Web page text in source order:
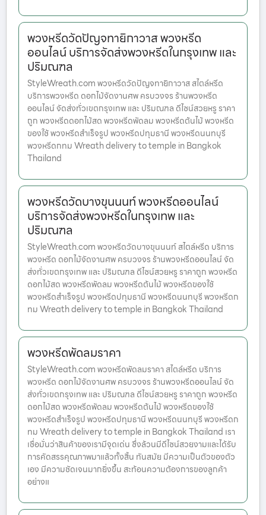
พวงหรีดวัดปัญจทายิกาวาส พวงหรีด
ออนไลน์ บริการจัดส่งพวงหรีดในกรุงเทพ และ
ปริมณฑล
StyleWreath.com พวงหรีดวัดปัญจทายิกาวาส สไตล์หรีด
บริการพวงหรีด ดอกไม้จัดงานศพ ครบวงจร ร้านพวงหรีด
ออนไลน์ จัดส่งทั่วเขตกรุงเทพ และ ปริมณฑล ดีไซน์สวยหรู ราคา
ถูก พวงหรีดดอกไม้สด พวงหรีดพัดลม พวงหรีดต้นไม้ พวงหรีด
ของใช้ พวงหรีดสำเร็จรูป พวงหรีดปทุมธานี พวงหรีดนนทบุรี
พวงหรีดกทม Wreath delivery to temple in Bangkok
Thailand
พวงหรีดวัดบางขุนนนท์ พวงหรีดออนไลน์
บริการจัดส่งพวงหรีดในกรุงเทพ และ
ปริมณฑล
StyleWreath.com พวงหรีดวัดบางขุนนนท์ สไตล์หรีด บริการ
พวงหรีด ดอกไม้จัดงานศพ ครบวงจร ร้านพวงหรีดออนไลน์ จัด
ส่งทั่วเขตกรุงเทพ และ ปริมณฑล ดีไซน์สวยหรู ราคาถูก พวงหรีด
ดอกไม้สด พวงหรีดพัดลม พวงหรีดต้นไม้ พวงหรีดของใช้
พวงหรีดสำเร็จรูป พวงหรีดปทุมธานี พวงหรีดนนทบุรี พวงหรีดก
ทม Wreath delivery to temple in Bangkok Thailand
พวงหรีดพัดลมราคา
StyleWreath.com พวงหรีดพัดลมราคา สไตล์หรีด บริการ
พวงหรีด ดอกไม้จัดงานศพ ครบวงจร ร้านพวงหรีดออนไลน์ จัด
ส่งทั่วเขตกรุงเทพ และ ปริมณฑล ดีไซน์สวยหรู ราคาถูก พวงหรีด
ดอกไม้สด พวงหรีดพัดลม พวงหรีดต้นไม้ พวงหรีดของใช้
พวงหรีดสำเร็จรูป พวงหรีดปทุมธานี พวงหรีดนนทบุรี พวงหรีดก
ทม Wreath delivery to temple in Bangkok Thailand เรา
เชื่อมั่นว่าสินค้าของเรามีจุดเด่น ซึ่งล้วนมีดีไซน์สวยงามและได้รับ
การคัดสรรคุณภาพมาแล้วทั้งสิ้น ทันสมัย มีความเป็นตัวของตัว
เอง มีความชัดเจนมากยิ่งขึ้น สะท้อนความต้องการของลูกค้า
อย่างแ